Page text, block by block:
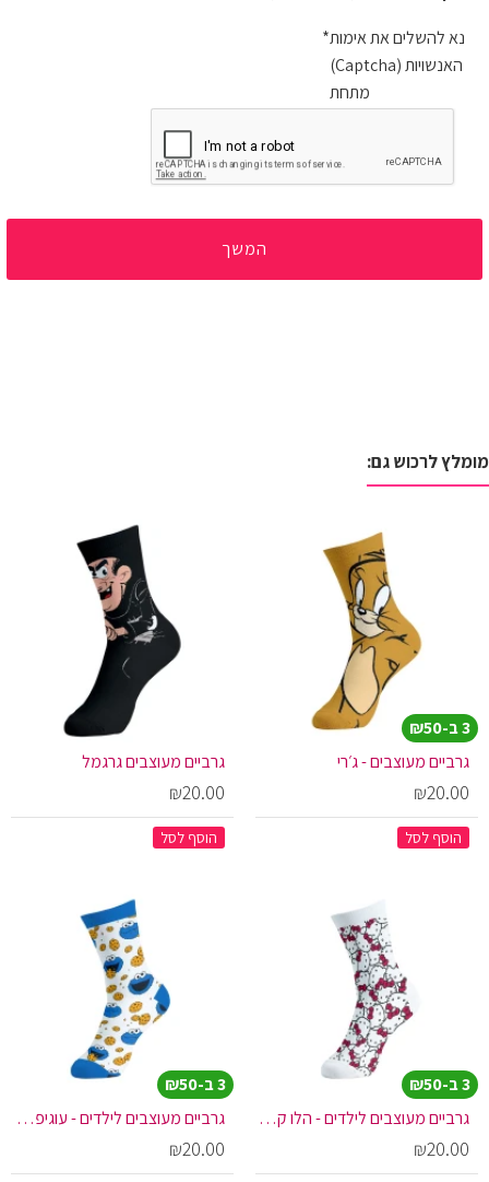
נא להשלים את אימות
האנשויות (Captcha)
מתחת
המשך
מומלץ לרכוש גם:
3 ב-₪50
גרביים מעוצבים - ג׳רי
₪20.00
הוסף לסל
גרביים מעוצבים גרגמל
₪20.00
הוסף לסל
3 ב-₪50
גרביים מעוצבים לילדים - הלו קיטי מיקס פרצופים
₪20.00
3 ב-₪50
גרביים מעוצבים לילדים - עוגיפלצת פרצופים רקע לבן
₪20.00